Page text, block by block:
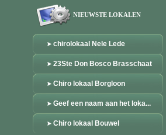
NIEUWSTE LOKALEN
chirolokaal Nele Lede
23Ste Don Bosco Brasschaat
Chiro lokaal Borgloon
Geef een naam aan het loka...
Chiro lokaal Bouwel